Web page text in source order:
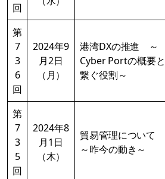
回
第
7
3
6
回
2024年9
月2日
（月）
港湾DXの推進 ～
Cyber Portの概要と
繋ぐ役割～
第
7
3
5
回
2024年8
月1日
（木）
貿易管理について
～昨今の動き～